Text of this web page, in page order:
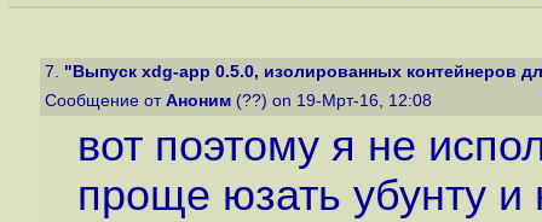
7. "Выпуск xdg-app 0.5.0, изолированных контейнеров
Сообщение от Аноним (??) on 19-Мрт-16, 12:08
вот поэтому я не
проще юзать убунту и